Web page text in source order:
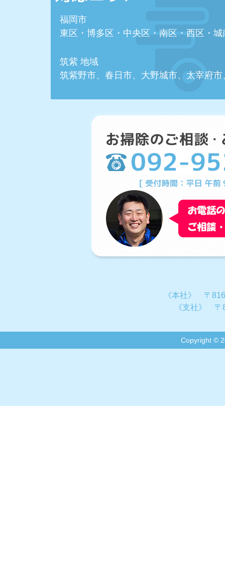
福岡市
東区・博多区・中央区・南区・西区・
筑紫 地域
筑紫野市、春日市、大野城市、太宰府
《本社》 〒
《支社》 〒
Copyright ©